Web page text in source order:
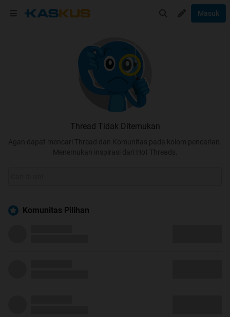
Masuk
Thread Tidak Ditemukan
Agan dapat mencari Thread dan Komunitas pada kolom pencarian.
Menemukan inspirasi dari Hot Threads.
Komunitas Pilihan